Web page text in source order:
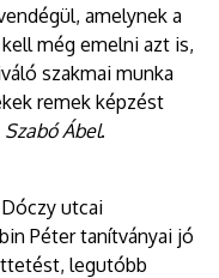
amelynek a
még emelni azt is,
szakmai munka
remek képzést
Szabó Ábel.
utcai
Péter tanítványai jó
legutóbb